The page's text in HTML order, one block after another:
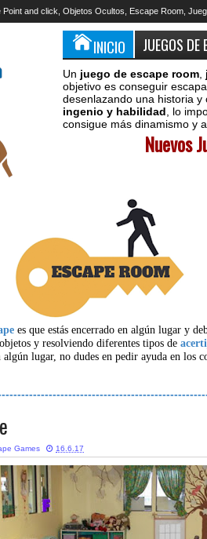
and click, Objetos Ocultos, Escape Room,
INICIO JUEGOS DE
Un juego de escape room
objetivo es conseguir
desenlazando una historia y
ingenio y habilidad , lo
consigue más dinamismo y
Nuevos
es que estás encerrado en algún lugar y
y resolviendo diferentes tipos de
algún lugar, no dudes en pedir ayuda en los
Games 16.6.17